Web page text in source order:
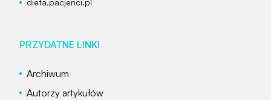
dieta.pacjenci.pl
PRZYDATNE LINKI
Archiwum
Autorzy artykułów